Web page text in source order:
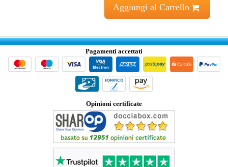
Aggiungi al Carrello
Pagamenti accettati
Opinioni certificate